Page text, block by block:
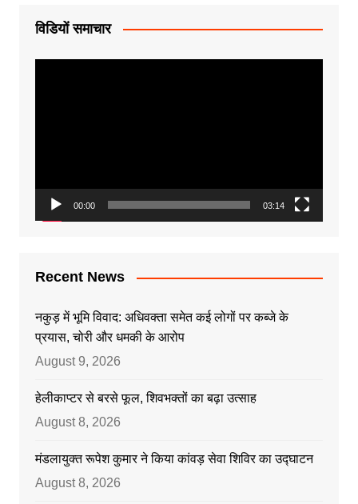
विडियों समाचार
00:00 03:14
Recent News
नकुड़ में भूमि विवाद: अधिवक्ता समेत कई लोगों पर कब्जे के
प्रयास, चोरी और धमकी के आरोप
August 9, 2026
हेलीकाप्टर से बरसे फूल, शिवभक्तों का बढ़ा उत्साह
August 8, 2026
मंडलायुक्त रूपेश कुमार ने किया कांवड़ सेवा शिविर का उद्घाटन
August 8, 2026